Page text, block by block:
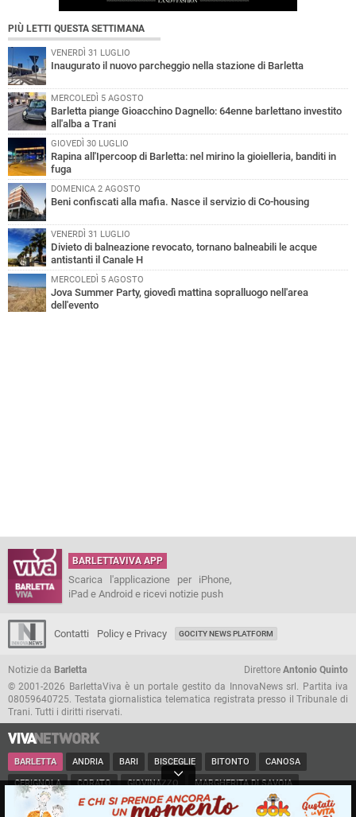
PIÙ LETTI QUESTA SETTIMANA
VENERDÌ 31 LUGLIO
Inaugurato il nuovo parcheggio nella stazione di Barletta
MERCOLEDÌ 5 AGOSTO
Barletta piange Gioacchino Dagnello: 64enne barlettano investito
all'alba a Trani
GIOVEDÌ 30 LUGLIO
Rapina all'Ipercoop di Barletta: nel mirino la gioielleria, banditi in
fuga
DOMENICA 2 AGOSTO
Beni confiscati alla mafia. Nasce il servizio di Co-housing
VENERDÌ 31 LUGLIO
Divieto di balneazione revocato, tornano balneabili le acque
antistanti il Canale H
MERCOLEDÌ 5 AGOSTO
Jova Summer Party, giovedì mattina sopralluogo nell'area
dell'evento
BARLETTAVIVA APP
Scarica l'applicazione per iPhone,
iPad e Android e ricevi notizie push
Contatti Policy e Privacy GOCITY NEWS PLATFORM
Notizie da Barletta Direttore Antonio Quinto
© 2001-2026 BarlettaViva è un portale gestito da InnovaNews srl. Partita iva
08059640725. Testata giornalistica telematica registrata presso il Tribunale di
Trani. Tutti i diritti riservati.
BARLETTA ANDRIA BARI BISCEGLIE BITONTO CANOSA
CERIGNOLA CORATO GIOVINAZZO MARGHERITA DI SAVOIA
MINERVINO MODUGNO MOLFETTA PUGLIA RUVO